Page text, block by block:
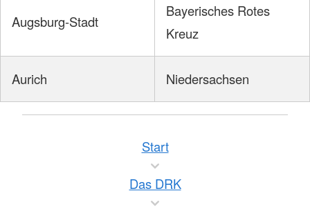
Augsburg-Stadt
Bayerisches Rotes
Kreuz
Aurich Niedersachsen
Start
Das DRK